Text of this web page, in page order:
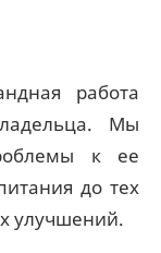
работа
Мы
к ее
до тех
улучшений.